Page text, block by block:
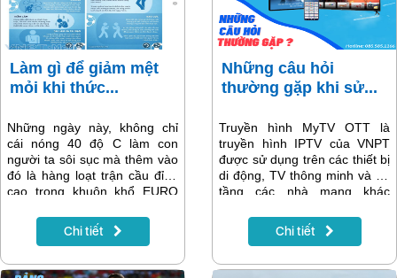
Làm gì để giảm mệt
mỏi khi thức...
Những ngày này, không chỉ
cái nóng 40 độ C làm con
người ta sôi sục mà thêm vào
đó là hàng loạt trận cầu đỉnh
cao trong khuôn khổ EURO
của người hâm mộ bóng đá là
ngày làm việc, tối cày Euro.
được sức khỏe cho một lịch
Chi tiết
Những câu hỏi
thường gặp khi sử...
Truyền hình MyTV OTT là
truyền hình IPTV của VNPT
được sử dụng trên các thiết bị
di động, TV thông minh và hạ
tầng các nhà mạng khác
MyTV OTT cung cấp các nội
dung truyền hình qua các giao
yêu cầu (VOD) tới người
Chi tiết